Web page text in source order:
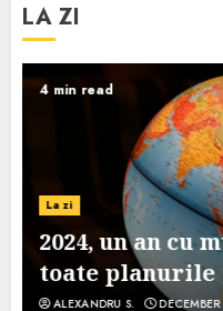
LA ZI
4 min read
La zi
2024, un an cu
toate planurile
ALEXANDRU S.